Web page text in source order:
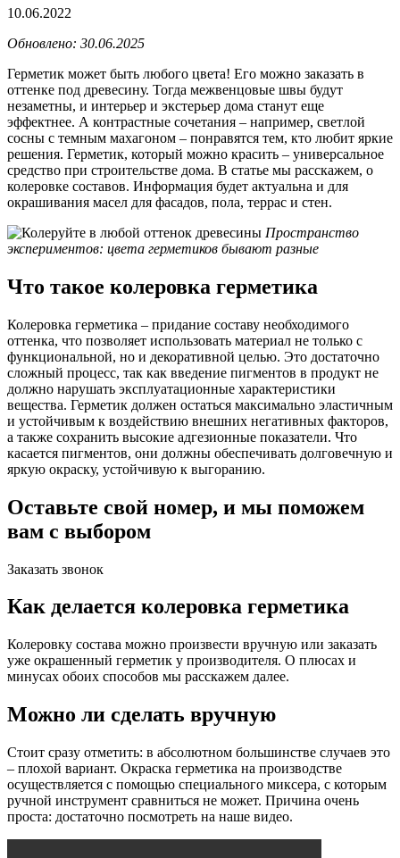
10.06.2022
Обновлено: 30.06.2025
Герметик может быть любого цвета! Его можно заказать в
оттенке под древесину. Тогда межвенцовые швы будут
незаметны, и интерьер и экстерьер дома станут еще
эффектнее. А контрастные сочетания – например, светлой
сосны с темным махагоном – понравятся тем, кто любит яркие
решения. Герметик, который можно красить – универсальное
средство при строительстве дома. В статье мы расскажем, о
колеровке составов. Информация будет актуальна и для
окрашивания масел для фасадов, пола, террас и стен.
Пространство
экспериментов: цвета герметиков бывают разные
Что такое колеровка герметика
Колеровка герметика – придание составу необходимого
оттенка, что позволяет использовать материал не только с
функциональной, но и декоративной целью. Это достаточно
сложный процесс, так как введение пигментов в продукт не
должно нарушать эксплуатационные характеристики
вещества. Герметик должен остаться максимально эластичным
и устойчивым к воздействию внешних негативных факторов,
а также сохранить высокие адгезионные показатели. Что
касается пигментов, они должны обеспечивать долговечную и
яркую окраску, устойчивую к выгоранию.
Оставьте свой номер, и мы поможем
вам с выбором
Заказать звонок
Как делается колеровка герметика
Колеровку состава можно произвести вручную или заказать
уже окрашенный герметик у производителя. О плюсах и
минусах обоих способов мы расскажем далее.
Можно ли сделать вручную
Стоит сразу отметить: в абсолютном большинстве случаев это
– плохой вариант. Окраска герметика на производстве
осуществляется с помощью специального миксера, с которым
ручной инструмент сравниться не может. Причина очень
проста: достаточно посмотреть на наше видео.